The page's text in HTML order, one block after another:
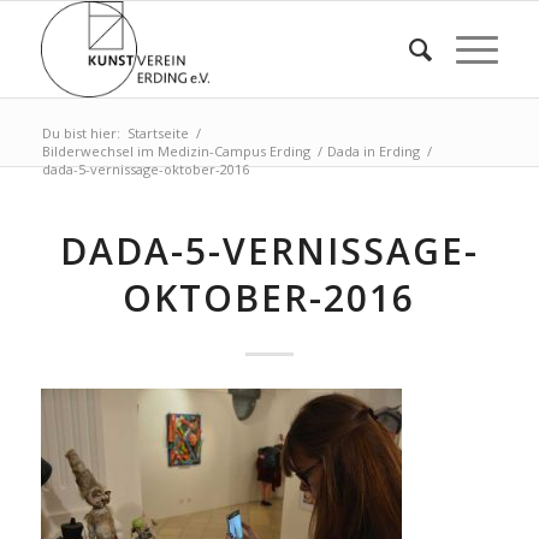
Du bist hier: Startseite /
Bilderwechsel im Medizin-Campus Erding / Dada in Erding /
dada-5-vernissage-oktober-2016
DADA-5-VERNISSAGE-
OKTOBER-2016